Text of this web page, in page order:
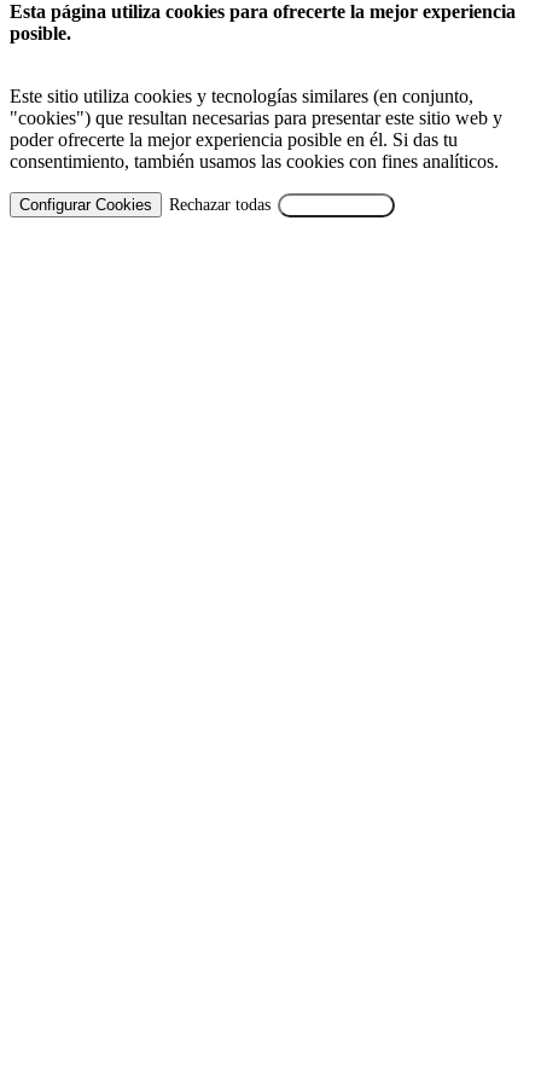
Esta página utiliza cookies para ofrecerte la mejor experiencia
posible.
Este sitio utiliza cookies y tecnologías similares (en conjunto,
"cookies") que resultan necesarias para presentar este sitio web y
poder ofrecerte la mejor experiencia posible en él. Si das tu
consentimiento, también usamos las cookies con fines analíticos.
Configurar Cookies Rechazar todas